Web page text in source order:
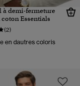
à demi-fermeture
Essentials
(2)
en dautres coloris